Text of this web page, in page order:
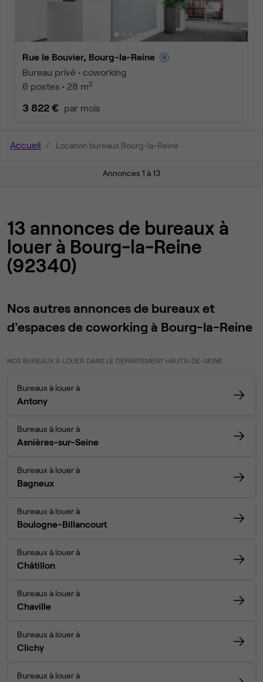
Rue le Bouvier, Bourg-la-Reine
Bureau privé • coworking
6 postes • 28 m2
3 822 € par mois
Accueil Location bureaux Bourg-la-Reine
Annonces 1 à 13
13 annonces de bureaux à
louer à Bourg-la-Reine
(92340)
Nos autres annonces de bureaux et
d'espaces de coworking à Bourg-la-Reine
NOS BUREAUX À LOUER DANS LE DÉPARTEMENT HAUTS-DE-SEINE
Bureaux à louer à
Antony
Bureaux à louer à
Asnières-sur-Seine
Bureaux à louer à
Bagneux
Bureaux à louer à
Boulogne-Billancourt
Bureaux à louer à
Châtillon
Bureaux à louer à
Chaville
Bureaux à louer à
Clichy
Bureaux à louer à